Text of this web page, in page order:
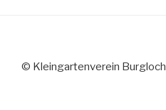
© Kleingartenverein Burgloch